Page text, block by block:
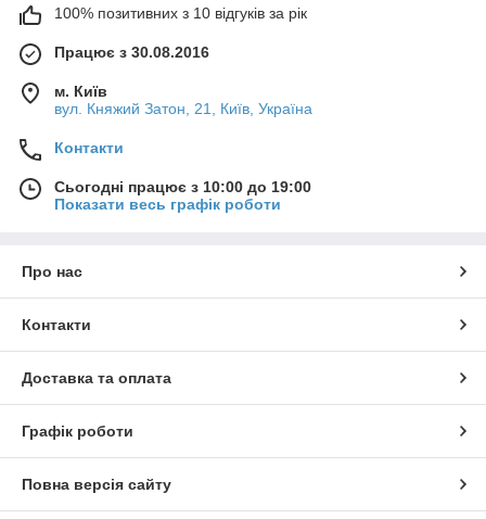
100% позитивних з 10 відгуків за рік
Працює з 30.08.2016
м. Київ
вул. Княжий Затон, 21, Київ, Україна
Контакти
Сьогодні працює з 10:00 до 19:00
Показати весь графік роботи
Про нас
Контакти
Доставка та оплата
Графік роботи
Повна версія сайту